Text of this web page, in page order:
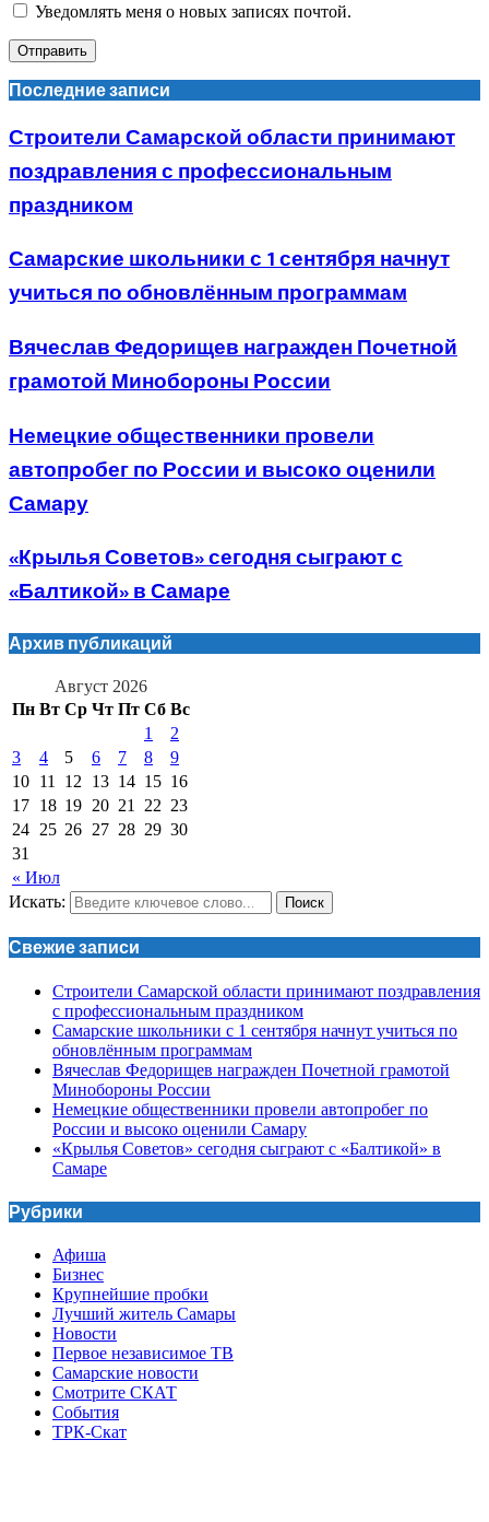
Уведомлять меня о новых записях почтой.
Последние записи
Строители Самарской области принимают
поздравления с профессиональным
праздником
Самарские школьники с 1 сентября начнут
учиться по обновлённым программам
Вячеслав Федорищев награжден Почетной
грамотой Минобороны России
Немецкие общественники провели
автопробег по России и высоко оценили
Самару
«Крылья Советов» сегодня сыграют с
«Балтикой» в Самаре
Архив публикаций
Август 2026
Пн Вт Ср Чт Пт Сб Вс
« Июл
1
2
3
4 5 6 7 8
9
10 11 12 13 14 15 16
17 18 19 20 21 22 23
24 25 26 27 28 29 30
31
Искать: Поиск
Свежие записи
Строители Самарской области принимают поздравления
с профессиональным праздником
Самарские школьники с 1 сентября начнут учиться по
обновлённым программам
Вячеслав Федорищев награжден Почетной грамотой
Минобороны России
Немецкие общественники провели автопробег по
России и высоко оценили Самару
«Крылья Советов» сегодня сыграют с «Балтикой» в
Самаре
Рубрики
Афиша
Бизнес
Крупнейшие пробки
Лучший житель Самары
Новости
Первое независимое ТВ
Самарские новости
Смотрите СКАТ
События
ТРК-Скат